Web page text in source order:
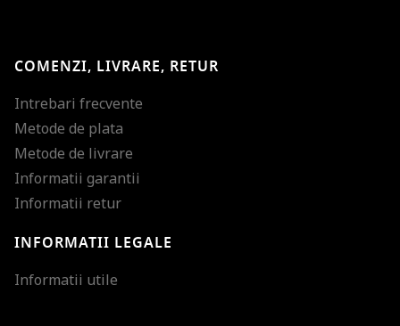
COMENZI, LIVRARE, RETUR
Intrebari frecvente
Metode de plata
Metode de livrare
Informatii garantii
Informatii retur
INFORMATII LEGALE
Informatii utile